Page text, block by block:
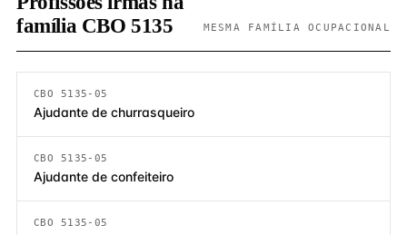
família CBO 5135
MESMA FAMÍLIA OCUPACIONAL
CBO 5135-05
Ajudante de churrasqueiro
CBO 5135-05
Ajudante de confeiteiro
CBO 5135-05